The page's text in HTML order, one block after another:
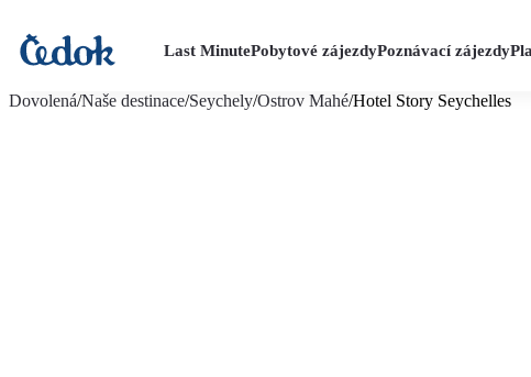
Last MinutePobytové zájezdyPoznávací zájezdy
Dovolená/Naše destinace/Seychely/Ostrov Mahé/Hotel Story Seychelles